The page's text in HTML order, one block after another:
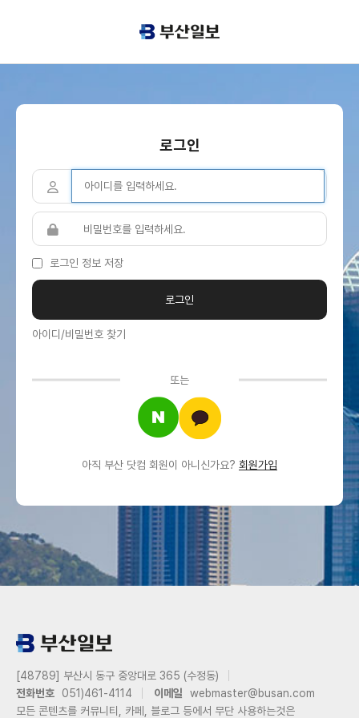
로그인
로그인 정보 저장
아이디/비밀번호 찾기
또는
아직 부산 닷컴 회원이 아니신가요? 회원가입
[48789] 부산시 동구 중앙대로 365 (수정동)
전화번호
051)461-4114 이메일
webmaster@busan.com
모든 콘텐츠를 커뮤니티, 카페, 블로그 등에서 무단 사용하는것은